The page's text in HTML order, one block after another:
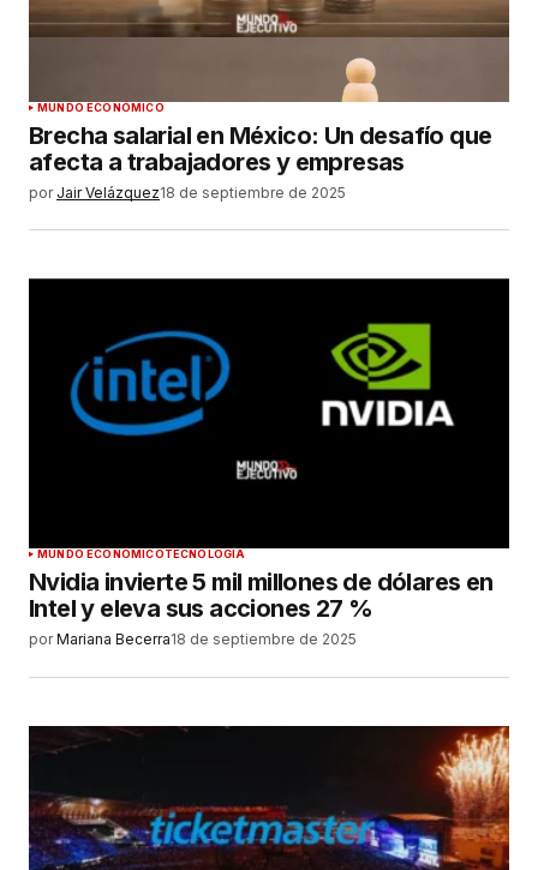
MUNDO ECONÓMICO
Brecha salarial en México: Un desafío que
afecta a trabajadores y empresas
por Jair Velázquez18 de septiembre de 2025
MUNDO ECONÓMICOTECNOLOGÍA
Nvidia invierte 5 mil millones de dólares en
Intel y eleva sus acciones 27 %
por Mariana Becerra18 de septiembre de 2025